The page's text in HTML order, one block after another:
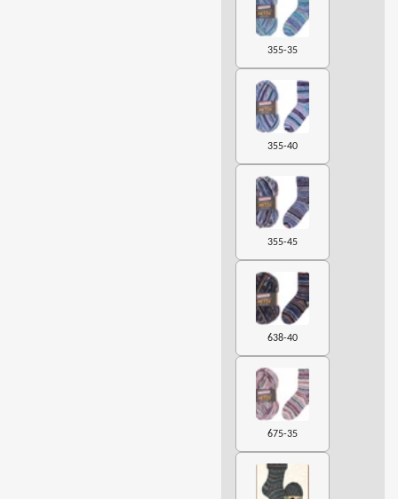
355-35
355-40
355-45
638-40
675-35